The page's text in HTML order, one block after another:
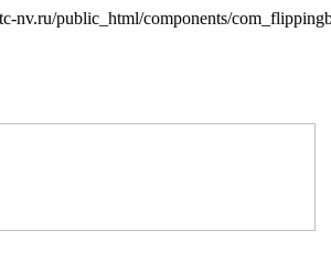
nv.ru/public_html/components/